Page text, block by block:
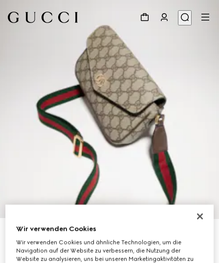
Ophidia Pochette
CHF 890
Variantenbeige- und ebenholzfarbener Supreme
Wir verwenden Cookies
Wir verwenden Cookies und ähnliche Technologien, um die
Navigation auf der Website zu verbessern, die Nutzung der
Website zu analysieren, uns bei unseren Marketingaktivitäten zu